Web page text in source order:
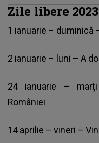
Zile libere 2023
1 ianuarie – duminică
2 ianuarie – luni – A
24 ianuarie –
României
14 aprilie – vineri –